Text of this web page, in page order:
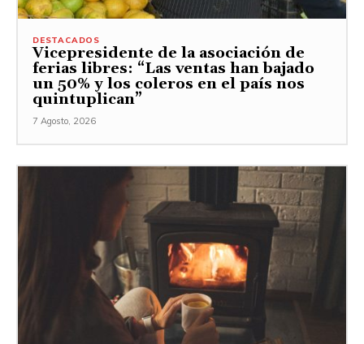
DESTACADOS
Vicepresidente de la asociación de
ferias libres: “Las ventas han bajado
un 50% y los coleros en el país nos
quintuplican”
7 Agosto, 2026